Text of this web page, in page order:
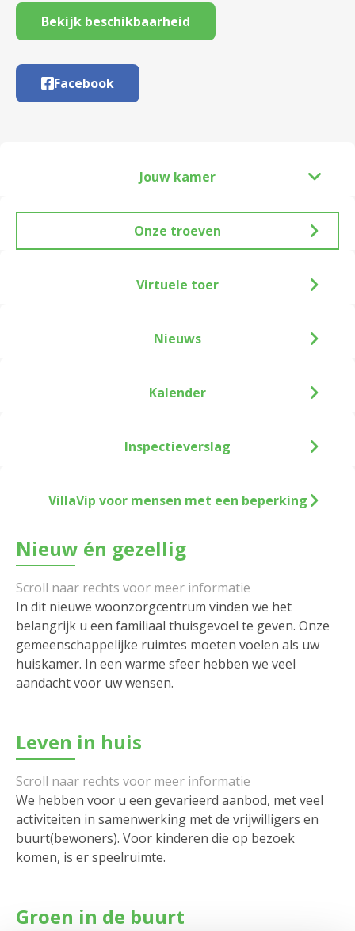
Bekijk beschikbaarheid
Facebook
Jouw kamer
Onze troeven
Nieuw én gezellig
In dit nieuwe woonzorgcentrum vinden we het
belangrijk u een familiaal thuisgevoel te geven. Onze
gemeenschappelijke ruimtes moeten voelen als uw
huiskamer. In een warme sfeer hebben we veel
aandacht voor uw wensen.
Leven in huis
We hebben voor u een gevarieerd aanbod, met veel
activiteiten in samenwerking met de vrijwilligers en
buurt(bewoners). Voor kinderen die op bezoek
komen, is er speelruimte.
Groen in de buurt
Virtuele toer
Nieuws
Kalender
Inspectieverslag
VillaVip voor mensen met een beperking